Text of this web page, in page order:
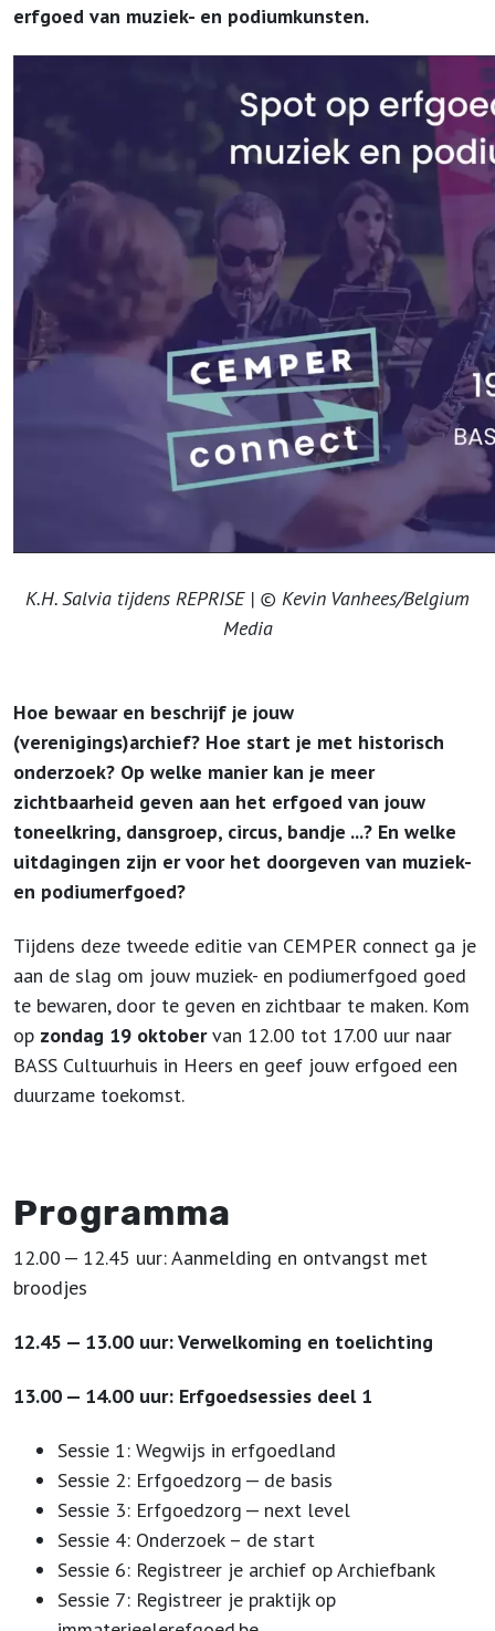
erfgoed van muziek- en podiumkunsten.
K.H. Salvia tijdens REPRISE | © Kevin Vanhees/Belgium
Media
Hoe bewaar en beschrijf je jouw
(verenigings)archief? Hoe start je met historisch
onderzoek? Op welke manier kan je meer
zichtbaarheid geven aan het erfgoed van jouw
toneelkring, dansgroep, circus, bandje ...? En welke
uitdagingen zijn er voor het doorgeven van muziek-
en podiumerfgoed?
Tijdens deze tweede editie van CEMPER connect ga je
aan de slag om jouw muziek- en podiumerfgoed goed
te bewaren, door te geven en zichtbaar te maken. Kom
op zondag 19 oktobervan 12.00 tot 17.00 uur naar
BASS Cultuurhuis in Heers en geef jouw erfgoed een
duurzame toekomst.
Programma
12.00 — 12.45 uur: Aanmelding en ontvangst met
broodjes
12.45 — 13.00 uur: Verwelkoming en toelichting
13.00 — 14.00 uur: Erfgoedsessies deel 1
Sessie 1: Wegwijs in erfgoedland
Sessie 2: Erfgoedzorg — de basis
Sessie 3: Erfgoedzorg — next level
Sessie 4: Onderzoek – de start
Sessie 6: Registreer je archief op Archiefbank
Sessie 7: Registreer je praktijk op